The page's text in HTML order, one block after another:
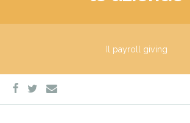
Il payroll giving
facebook
twitter
e-
mail